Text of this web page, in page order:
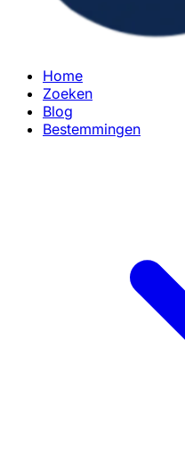
Home
Zoeken
Blog
Bestemmingen